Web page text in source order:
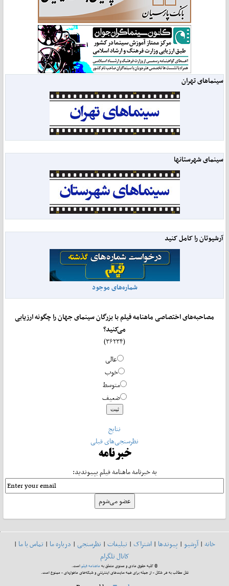
سینماهای تهران
سینمای شهرستانها
آرشیوتان را کامل کنید
شماره‌های موجود
مصاحبه‌های اختصاصی ماهنامه فیلم با بزرگان سینمای جهان را چگونه ارزیابی
می‌کنید؟
عالی
خوب
متوسط
ضعیف
نتایج
نظرسنجی‌های قبلی
خبرنامه
به خبرنامه ماهنامه فیلم بپیوندید:
خانه|آرشیو| پیوندها| اشتراک| تبلیغات| نظرسنجی| درباره ما| تماس با ما|
کانال تلگرام
© کلیه حقوق مادی و معنوی متعلق بهماهنامه فیلماست.
نقل مطالب به هر شکل - از جمله برای همه سایت‌های اینترنتی و شبکه‌های ماهواره‌ای - ممنوع است.